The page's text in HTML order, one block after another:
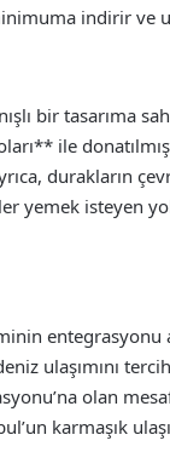
indirir ve
bir tasarıma
ile
durakların
yemek isteyen
entegrasyonu
ulaşımını
olan
karmaşık